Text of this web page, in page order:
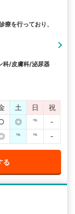
療を行っており、
科/皮膚科/泌尿器
土 日
祝
◎ ℡
-
℡ ℡ -
る